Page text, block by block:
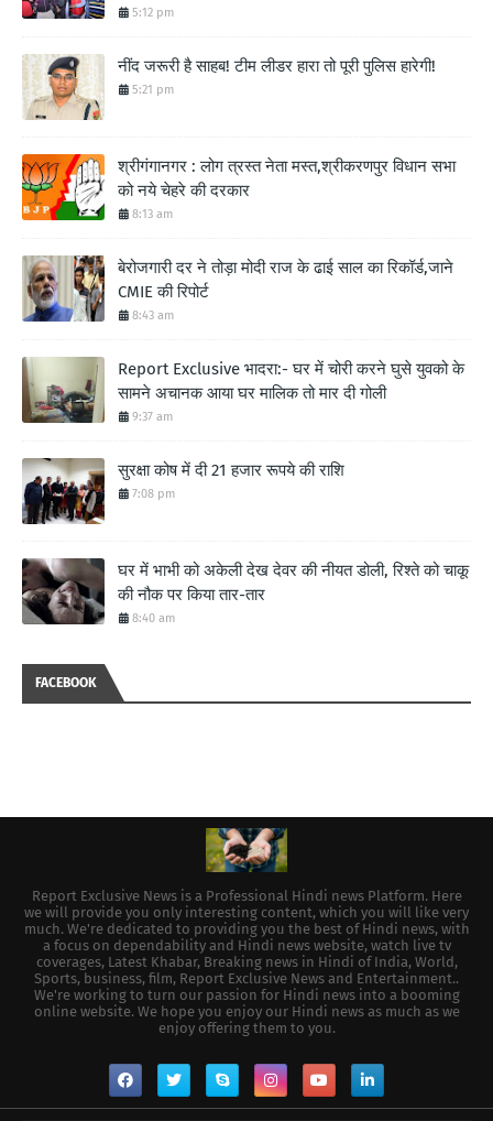
5:12 pm
नींद जरूरी है साहब! टीम लीडर हारा तो पूरी पुलिस हारेगी!
5:21 pm
श्रीगंगानगर : लोग त्रस्त नेता मस्त,श्रीकरणपुर विधान सभा
को नये चेहरे की दरकार
8:13 am
बेरोजगारी दर ने तोड़ा मोदी राज के ढाई साल का रिकॉर्ड,जाने
CMIE की रिपोर्ट
8:43 am
Report Exclusive भादरा:- घर में चोरी करने घुसे युवको के
सामने अचानक आया घर मालिक तो मार दी गोली
9:37 am
सुरक्षा कोष में दी 21 हजार रूपये की राशि
7:08 pm
घर में भाभी को अकेली देख देवर की नीयत डोली, रिश्ते को चाकू
की नौक पर किया तार-तार
8:40 am
FACEBOOK
Report Exclusive News is a Professional Hindi news Platform. Here
we will provide you only interesting content, which you will like very
much. We're dedicated to providing you the best of Hindi news, with
a focus on dependability and Hindi news website, watch live tv
coverages, Latest Khabar, Breaking news in Hindi of India, World,
Sports, business, film, Report Exclusive News and Entertainment..
We're working to turn our passion for Hindi news into a booming
online website. We hope you enjoy our Hindi news as much as we
enjoy offering them to you.